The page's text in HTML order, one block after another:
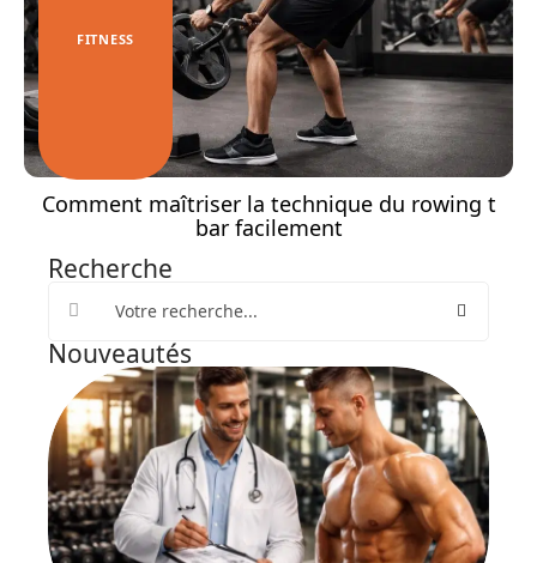
FITNESS
Comment maîtriser la technique du rowing t
bar facilement
Recherche
Nouveautés